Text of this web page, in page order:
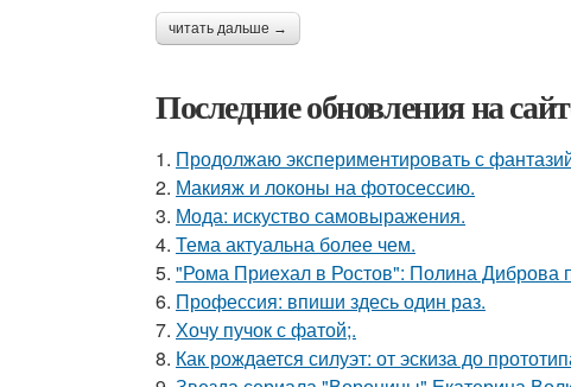
читать дальше →
Последние обновления на
1. Продолжаю экспериментировать с
2. Макияж и локоны на фотосессию.
3. Мода: искуство самовыражения.
4. Тема актуальна более чем.
5. "Рома Приехал в Ростов": Полина Диброва
6. Профессия: впиши здесь один раз.
7. Хочу пучок с фатой;.
8. Как рождается силуэт: от эскиза до